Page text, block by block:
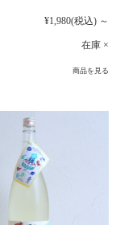
¥1,980(税込) ～
在庫 ×
商品を見る